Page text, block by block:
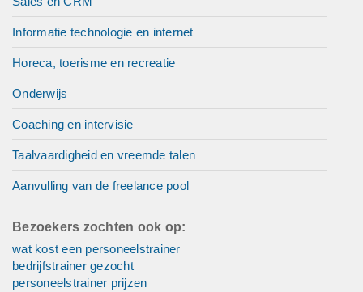
Informatie technologie en internet
Horeca, toerisme en recreatie
Onderwijs
Coaching en intervisie
Taalvaardigheid en vreemde talen
Aanvulling van de freelance pool
Bezoekers zochten ook op:
wat kost een personeelstrainer
bedrijfstrainer gezocht
personeelstrainer prijzen